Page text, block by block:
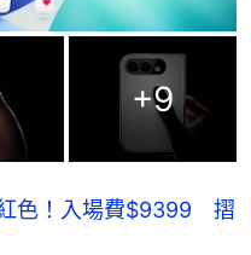
+9
色！入場費$9399 摺